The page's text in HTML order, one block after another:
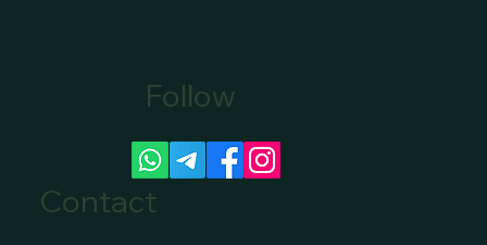
Canoe Tour Bookings Marmaris: Book Your
Follow
Contact